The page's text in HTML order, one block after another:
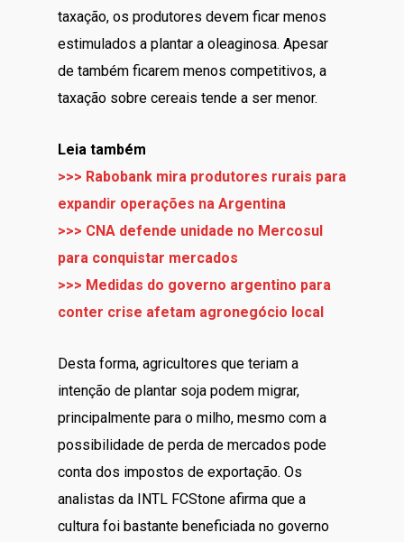
taxação, os produtores devem ficar menos
estimulados a plantar a oleaginosa. Apesar
de também ficarem menos competitivos, a
taxação sobre cereais tende a ser menor.
Leia também
>>> Rabobank mira produtores rurais para
expandir operações na Argentina
>>> CNA defende unidade no Mercosul
para conquistar mercados
>>> Medidas do governo argentino para
conter crise afetam agronegócio local
Desta forma, agricultores que teriam a
intenção de plantar soja podem migrar,
principalmente para o milho, mesmo com a
possibilidade de perda de mercados pode
conta dos impostos de exportação. Os
analistas da INTL FCStone afirma que a
cultura foi bastante beneficiada no governo